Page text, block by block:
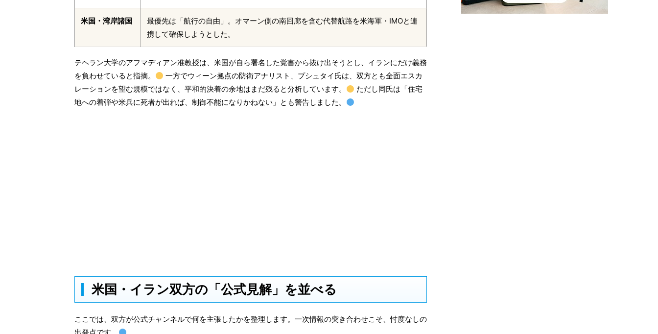
米国・湾岸諸国
最優先は「航行の自由」。オマーン側の南回廊を含む代替航路を米海軍・IMOと連
携して確保しようとした。
テヘラン大学のアフマディアン准教授は、米国が自ら署名した覚書から抜け出そうとし、イランにだけ義務
を負わせていると指摘。
一方でウィーン拠点の防衛アナリスト、プシュタイ氏は、双方とも全面エスカ
レーションを望む規模ではなく、平和的決着の余地はまだ残ると分析しています。
ただし同氏は「住宅
地への着弾や米兵に死者が出れば、制御不能になりかねない」とも警告しました。
米国・イラン双方の「公式見解」を並べる
ここでは、双方が公式チャンネルで何を主張したかを整理します。一次情報の突き合わせこそ、忖度なしの